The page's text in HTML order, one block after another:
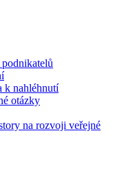
k nahléhnutí
otázky
na rozvoji veřejné